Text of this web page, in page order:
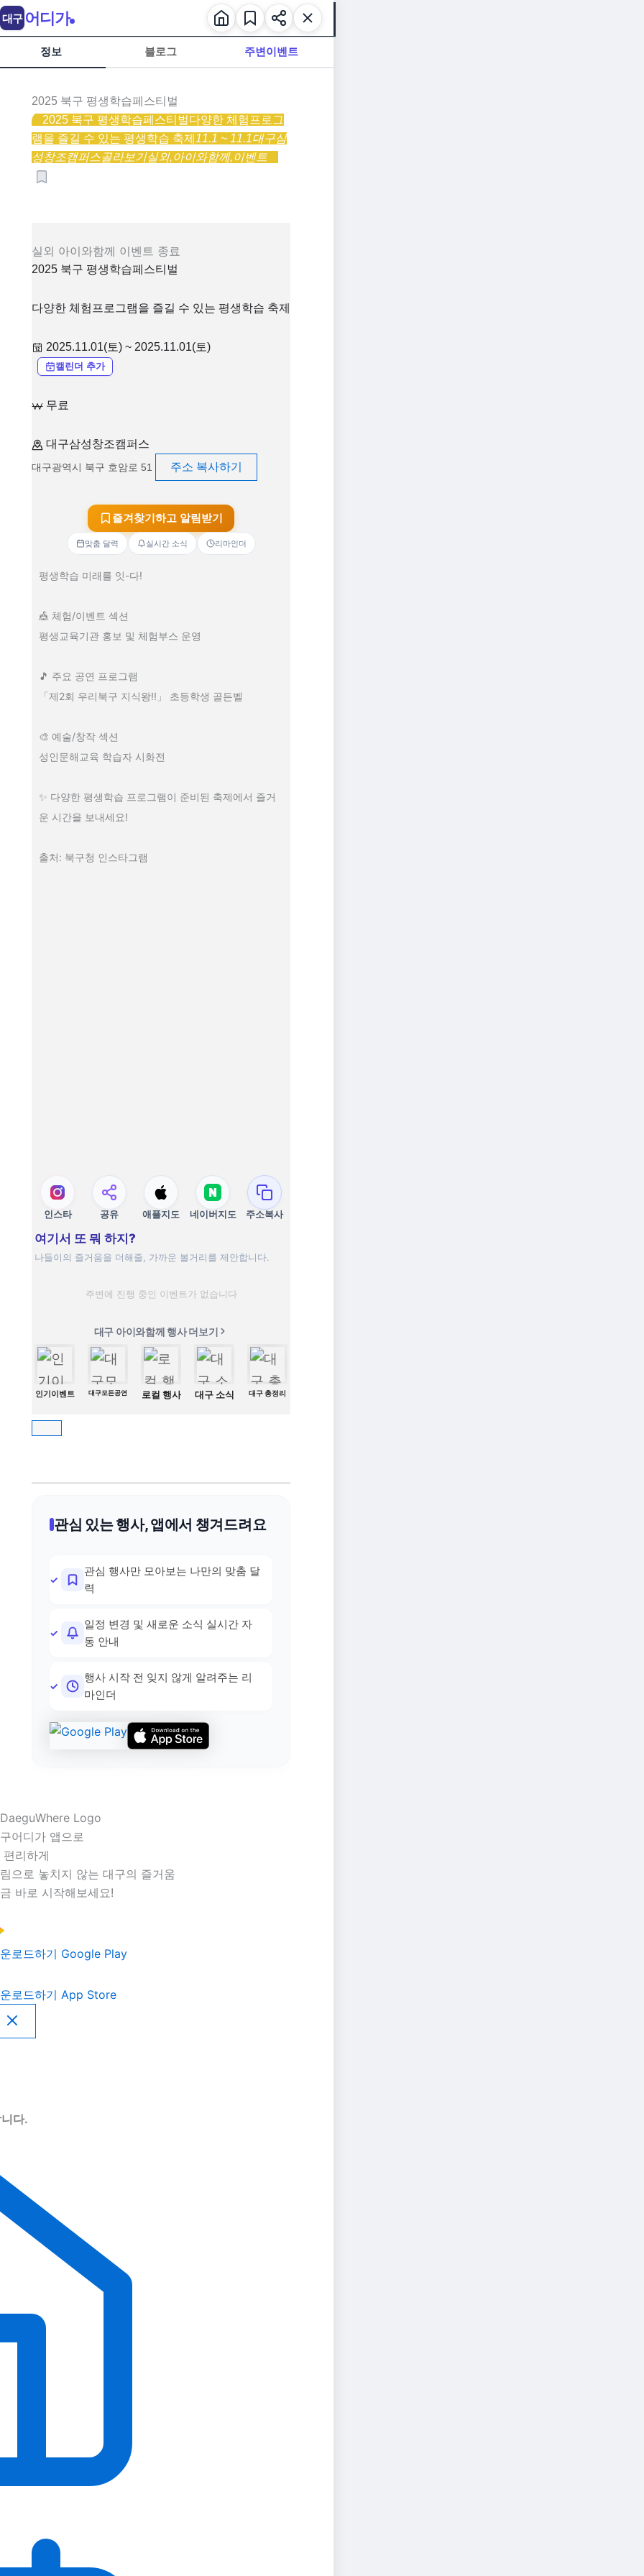
정보 블로그 주변이벤트
2025 북구 평생학습페스티벌
2025 북구 평생학습페스티벌다양한 체험프로그
램을 즐길 수 있는 평생학습 축제 11.1 ~ 11.1대구삼
성창조캠퍼스골라보기실외,아이와함께,이벤트
실외 아이와함께 이벤트 종료
2025 북구 평생학습페스티벌
다양한 체험프로그램을 즐길 수 있는 평생학습 축제
2025.11.01(토) ~ 2025.11.01(토)
캘린더 추가
무료
대구삼성창조캠퍼스
대구광역시 북구 호암로 51 주소 복사하기
즐겨찾기하고 알림받기
맞춤 달력 실시간 소식 리마인더
평생학습 미래를 잇-다!
🎪 체험/이벤트 섹션
평생교육기관 홍보 및 체험부스 운영
🎵 주요 공연 프로그램
「제2회 우리북구 지식왕!!」 초등학생 골든벨
🎨 예술/창작 섹션
성인문해교육 학습자 시화전
✨ 다양한 평생학습 프로그램이 준비된 축제에서 즐거
운 시간을 보내세요!
출처: 북구청 인스타그램
인스타 공유 애플지도 네이버지도 주소복사
여기서 또 뭐 하지?
나들이의 즐거움을 더해줄, 가까운 볼거리를 제안합니다.
주변에 진행 중인 이벤트가 없습니다
대구 아이와함께 행사 더보기
인기이벤트 대구모든공연 로컬 행사 대구 소식 대구 총정리
관심 있는 행사, 앱에서 챙겨드려요
관심 행사만 모아보는 나만의 맞춤 달
력
일정 변경 및 새로운 소식 실시간 자
동 안내
행사 시작 전 잊지 않게 알려주는 리
마인더
대구 어디가
어디가 앱으로
편리하게
으로 놓치지 않는 대구의 즐거움
바로 시작해보세요!
로드하기 Google Play
로드하기 App Store
다.